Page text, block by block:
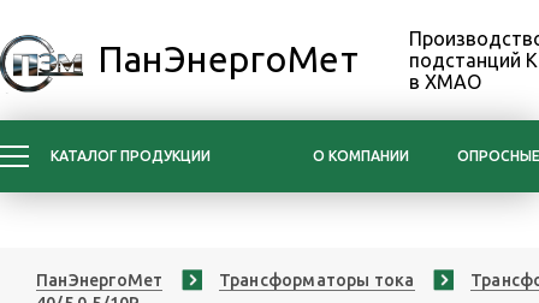
ПанЭнергоМет
подстанций
в ХМАО
КАТАЛОГ ПРОДУКЦИИ О КОМПАНИИ
ПанЭнергоМет Трансформаторы тока